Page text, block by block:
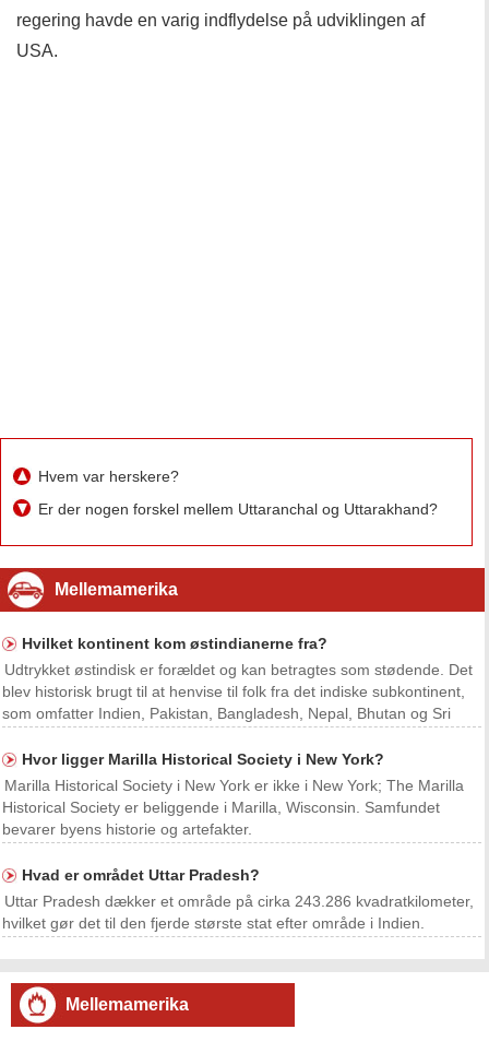
regering havde en varig indflydelse på udviklingen af ​​
USA.
Hvem var herskere?
Er der nogen forskel mellem Uttaranchal og Uttarakhand?
Mellemamerika
Hvilket kontinent kom østindianerne fra?
Udtrykket østindisk er forældet og kan betragtes som stødende. Det
blev historisk brugt til at henvise til folk fra det indiske subkontinent,
som omfatter Indien, Pakistan, Bangladesh, Nepal, Bhutan og Sri
Hvor ligger Marilla Historical Society i New York?
Marilla Historical Society i New York er ikke i New York; The Marilla
Historical Society er beliggende i Marilla, Wisconsin. Samfundet
bevarer byens historie og artefakter.
Hvad er området Uttar Pradesh?
Uttar Pradesh dækker et område på cirka 243.286 kvadratkilometer,
hvilket gør det til den fjerde største stat efter område i Indien.
Mellemamerika